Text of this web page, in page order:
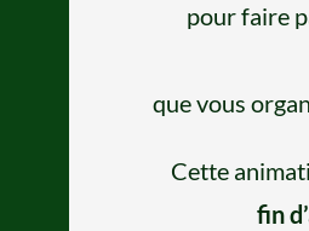
pour faire
que vous
Cette
fin